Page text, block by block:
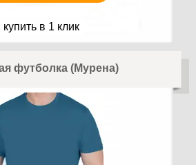
купить в 1 клик
футболка (Мурена)